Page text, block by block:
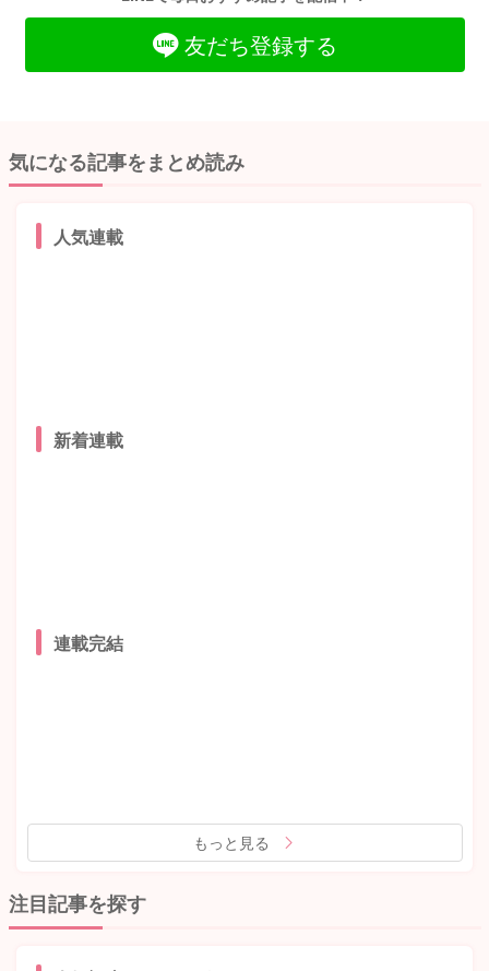
友だち登録する
気になる記事をまとめ読み
人気連載
新着連載
連載完結
もっと見る
注目記事を探す